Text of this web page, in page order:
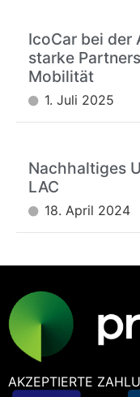
IcoCar bei der
starke
Mobilität
1. Juli 2025
Nachhaltiges
LAC
18. April 2024
AKZEPTIERTE